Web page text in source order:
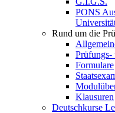
PONS
Rund um die
Prüfungs-
Formulare
Klausuren
Deutschkurse